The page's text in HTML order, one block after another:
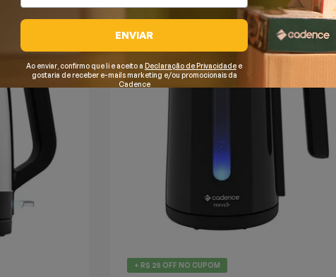
+ R$ 25 OFF NO CUPOM
ENVIAR
Ao enviar, confirmo que li e aceito a Declaração de Privacidade e
gostaria de receber e-mails marketing e/ou promocionais da
Cadence